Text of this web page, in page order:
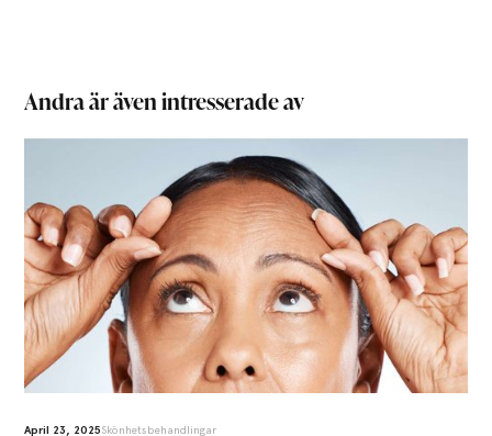
Andra är även intresserade av
April 23, 2025Skönhetsbehandlingar